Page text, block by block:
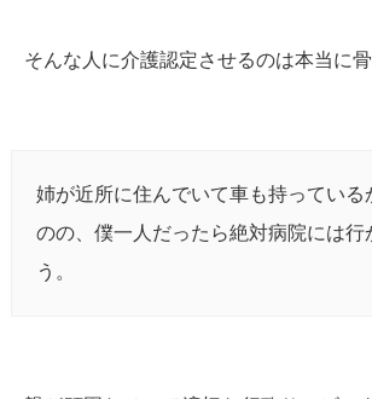
そんな人に介護認定させるのは本当に骨
姉が近所に住んでいて車も持っている
のの、僕一人だったら絶対病院には行
う。